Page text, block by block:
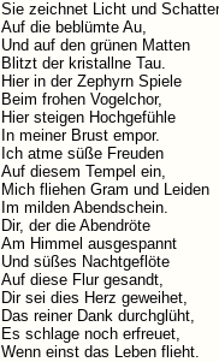
Sie zeichnet Licht und
Auf die beblümte Au,
Und auf den grünen Matten
Blitzt der kristallne Tau.
Hier in der Zephyrn Spiele
Beim frohen Vogelchor,
Hier steigen Hochgefühle
In meiner Brust empor.
Ich atme süße Freuden
Auf diesem Tempel ein,
Mich fliehen Gram und Leiden
Im milden Abendschein.
Dir, der die Abendröte
Am Himmel ausgespannt
Und süßes Nachtgeflöte
Auf diese Flur gesandt,
Dir sei dies Herz geweihet,
Das reiner Dank durchglüht,
Es schlage noch erfreuet,
Wenn einst das Leben flieht.